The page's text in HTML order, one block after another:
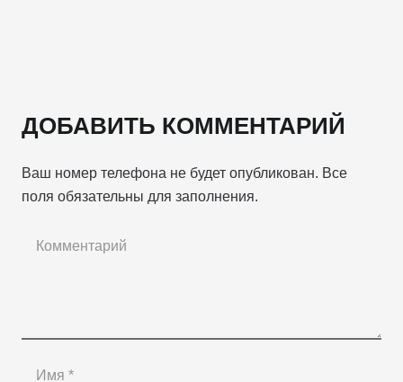
ДОБАВИТЬ КОММЕНТАРИЙ
Ваш номер телефона не будет опубликован. Все
поля обязательны для заполнения.